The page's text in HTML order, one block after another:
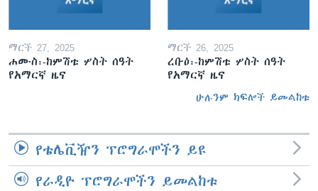
ማርች 27, 2025
ሐሙስ፡-ከምሽቱ ሦስት ሰዓት
የአማርኛ ዜና
ማርች 26, 2025
ረቡዕ፡-ከምሽቱ ሦስት ሰዓት
የአማርኛ ዜና
ሁሉንም ክፍሎች ይመልከቱ
የቴሌቪዥን ፕሮግራሞችን ይዩ
የራዲዮ ፕሮግራሞችን ይመልከቱ